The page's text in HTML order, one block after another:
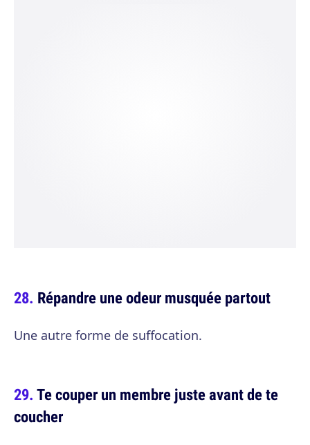
Répandre une odeur musquée partout
Une autre forme de suffocation.
Te couper un membre juste avant de te
coucher